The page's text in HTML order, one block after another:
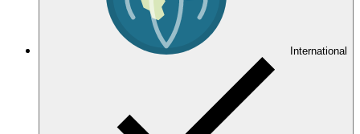
International